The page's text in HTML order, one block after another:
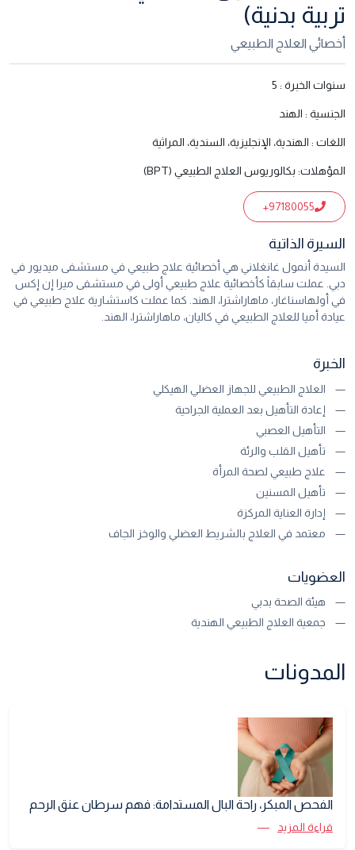
تربية بدنية)
أخصائي العلاج الطبيعي
سنوات الخبرة : 5
الجنسية : الهند
اللغات : الهندية، الإنجليزية، السندية، المراثية
المؤهلات: بكالوريوس العلاج الطبيعي (BPT)
+97180055
السيرة الذاتية
السيدة أنمول غانغلاني هي أخصائية علاج طبيعي في مستشفى ميديور في
دبي. عملت سابقاً كأخصائية علاج طبيعي أولى في مستشفى ميرا إن إكس
في أولهاسناغار، ماهاراشترا، الهند. كما عملت كاستشارية علاج طبيعي في
عيادة أميا للعلاج الطبيعي في كاليان، ماهاراشترا، الهند.
الخبرة
العلاج الطبيعي للجهاز العضلي الهيكلي
إعادة التأهيل بعد العملية الجراحية
التأهيل العصبي
تأهيل القلب والرئة
علاج طبيعي لصحة المرأة
تأهيل المسنين
إدارة العناية المركزة
معتمد في العلاج بالشريط العضلي والوخز الجاف
العضويات
هيئة الصحة بدبي
جمعية العلاج الطبيعي الهندية
المدونات
الفحص المبكر، راحة البال المستدامة: فهم سرطان عنق الرحم
قراءة المزيد